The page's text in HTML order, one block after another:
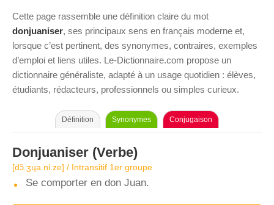
Cette page rassemble une définition claire du mot
donjuaniser, ses principaux sens en français moderne et,
lorsque c’est pertinent, des synonymes, contraires, exemples
d’emploi et liens utiles. Le-Dictionnaire.com propose un
dictionnaire généraliste, adapté à un usage quotidien : élèves,
étudiants, rédacteurs, professionnels ou simples curieux.
Définition Synonymes Conjugaison
Donjuaniser (Verbe)
[dɔ̃.ʒɥa.ni.ze] / Intransitif 1er groupe
Se comporter en don Juan.